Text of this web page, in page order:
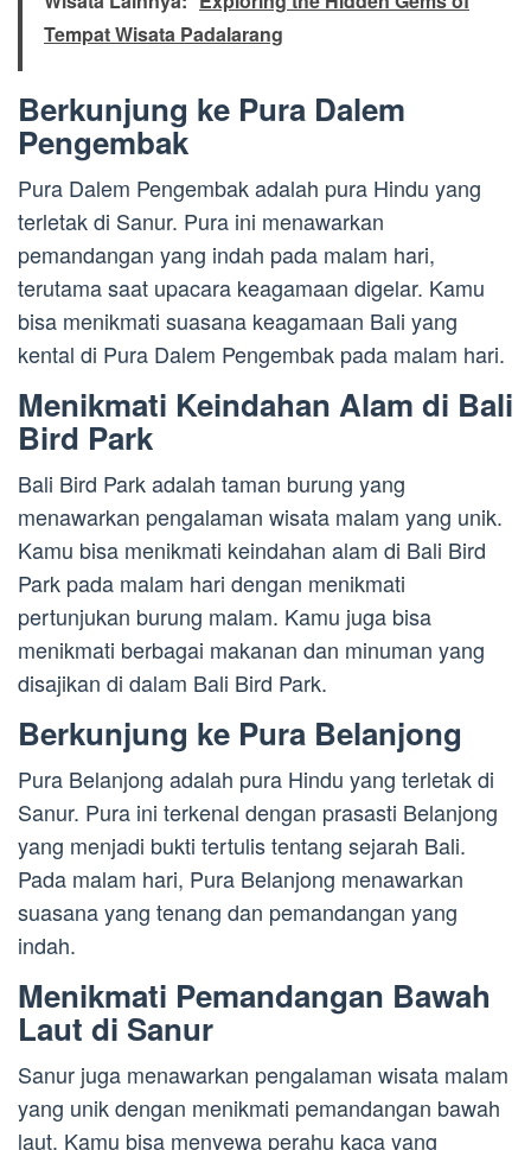
Tempat Wisata Padalarang
Berkunjung ke Pura Dalem
Pengembak
Pura Dalem Pengembak adalah pura Hindu yang
terletak di Sanur. Pura ini menawarkan
pemandangan yang indah pada malam hari,
terutama saat upacara keagamaan digelar. Kamu
bisa menikmati suasana keagamaan Bali yang
kental di Pura Dalem Pengembak pada malam hari.
Menikmati Keindahan Alam di Bali
Bird Park
Bali Bird Park adalah taman burung yang
menawarkan pengalaman wisata malam yang unik.
Kamu bisa menikmati keindahan alam di Bali Bird
Park pada malam hari dengan menikmati
pertunjukan burung malam. Kamu juga bisa
menikmati berbagai makanan dan minuman yang
disajikan di dalam Bali Bird Park.
Berkunjung ke Pura Belanjong
Pura Belanjong adalah pura Hindu yang terletak di
Sanur. Pura ini terkenal dengan prasasti Belanjong
yang menjadi bukti tertulis tentang sejarah Bali.
Pada malam hari, Pura Belanjong menawarkan
suasana yang tenang dan pemandangan yang
indah.
Menikmati Pemandangan Bawah
Laut di Sanur
Sanur juga menawarkan pengalaman wisata malam
yang unik dengan menikmati pemandangan bawah
laut. Kamu bisa menyewa perahu kaca yang